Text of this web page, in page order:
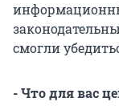
смогли
- Что для вас